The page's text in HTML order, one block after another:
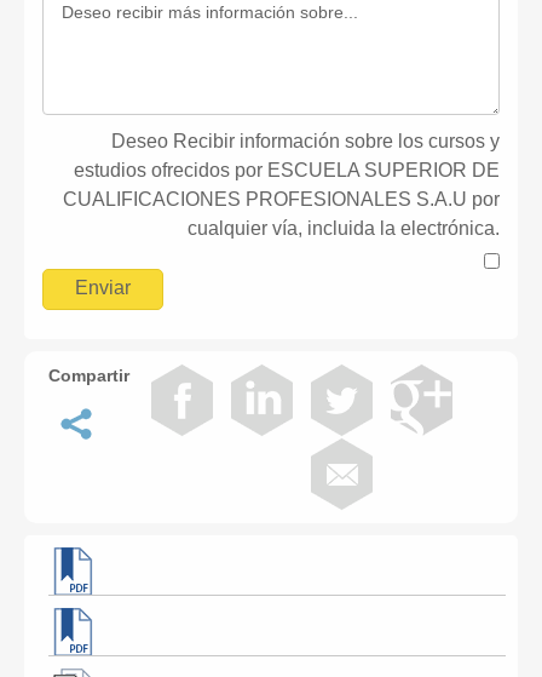
Deseo Recibir información sobre los cursos y
estudios ofrecidos por ESCUELA SUPERIOR DE
CUALIFICACIONES PROFESIONALES S.A.U por
cualquier vía, incluida la electrónica.
Compartir